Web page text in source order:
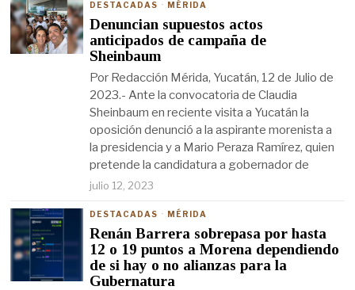
DESTACADAS · MÉRIDA
Denuncian supuestos actos
anticipados de campaña de
Sheinbaum
Por Redacción Mérida, Yucatán, 12 de Julio de
2023.- Ante la convocatoria de Claudia
Sheinbaum en reciente visita a Yucatán la
oposición denunció a la aspirante morenista a
la presidencia y a Mario Peraza Ramírez, quien
pretende la candidatura a gobernador de
julio 12, 2023
DESTACADAS · MÉRIDA
Renán Barrera sobrepasa por hasta
12 o 19 puntos a Morena dependiendo
de si hay o no alianzas para la
Gubernatura